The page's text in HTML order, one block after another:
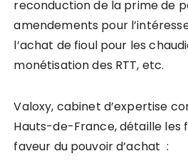
reconduction de la prime de
amendements pour
l’achat de fioul pour les
monétisation des RTT, etc.
Valoxy, cabinet d’expertise
Hauts-de-France, détaille les
faveur du pouvoir d’achat :